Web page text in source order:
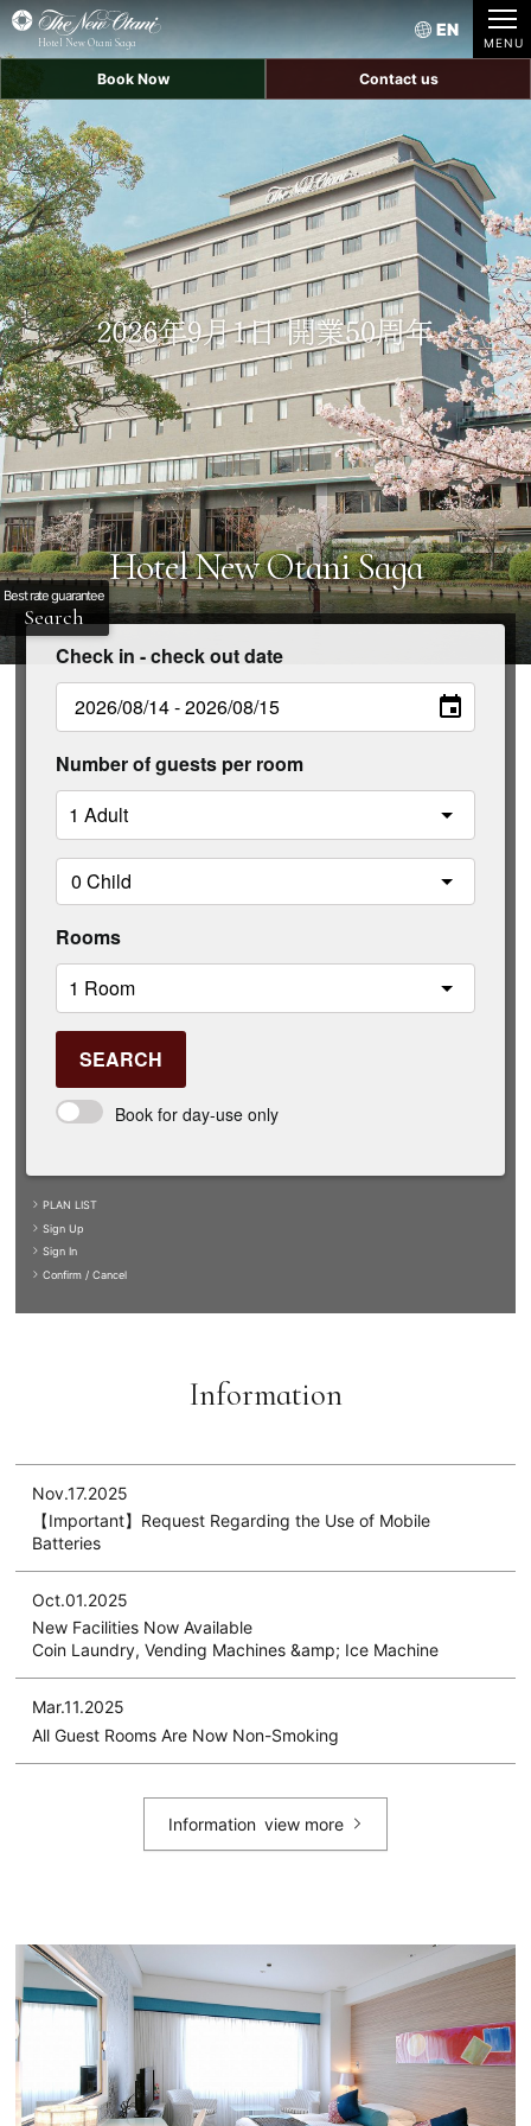
Hotel New Otani Saga
EN
Book Now Contact us
Hotel New Otani Saga
Best rate guarantee
Search
Check in - check out date
Number of guests per room
Rooms
SEARCH
Book for day-use only
PLAN LIST
Sign Up
Sign In
Confirm / Cancel
Information
Nov.17.2025
【Important】Request Regarding the Use of Mobile
Batteries
Oct.01.2025
New Facilities Now Available
Coin Laundry, Vending Machines &amp; Ice Machine
Mar.11.2025
All Guest Rooms Are Now Non-Smoking
Information view more